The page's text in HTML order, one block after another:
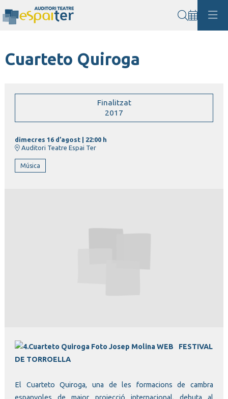
Cuarteto Quiroga
Finalitzat
2017
dimecres 16 d’agost
22:00 h
Auditori Teatre Espai Ter
Música
FESTIVAL
DE TORROELLA
El Cuarteto Quiroga, una de les formacions de cambra